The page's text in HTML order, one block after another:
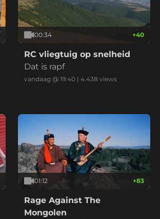
00:34 +40
RC vliegtuig op snelheid
Dat is rapf
vandaag @ 19:40| 4.438 views
01:12 +83
Rage Against The
Mongolen